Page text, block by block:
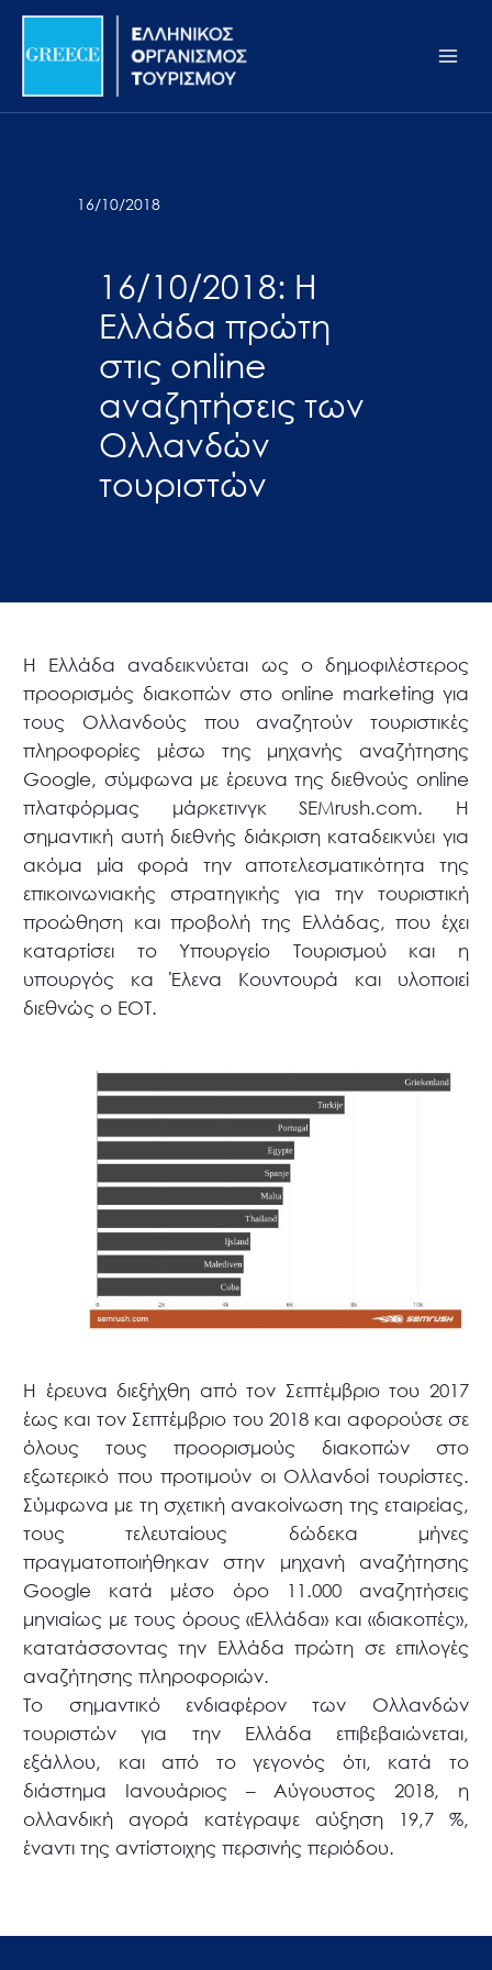
Σημείωση:
ιστότοπος
προσβασιμότητας.
Μετάβαση
περιεχόμενο
16/10/2018
16/10/2018: Η
Ελλάδα πρώτη
στις online
αναζητήσεις των
Ολλανδών
τουριστών
H Ελλάδα αναδεικνύεται ως ο δημοφιλέστερος
προορισμός διακοπών στο online marketing για
τους Ολλανδούς που αναζητούν τουριστικές
πληροφορίες μέσω της μηχανής αναζήτησης
Google, σύμφωνα με έρευνα της διεθνούς online
πλατφόρμας μάρκετινγκ SEMrush.com. Η
σημαντική αυτή διεθνής διάκριση καταδεικνύει για
ακόμα μία φορά την αποτελεσματικότητα της
επικοινωνιακής στρατηγικής για την τουριστική
προώθηση και προβολή της Ελλάδας, που έχει
καταρτίσει το Υπουργείο Τουρισμού και η
υπουργός κα Έλενα Κουντουρά και υλοποιεί
διεθνώς ο ΕΟΤ.
Η έρευνα διεξήχθη από τον Σεπτέμβριο του 2017
έως και τον Σεπτέμβριο του 2018 και αφορούσε σε
όλους τους προορισμούς διακοπών στο
εξωτερικό που προτιμούν οι Ολλανδοί τουρίστες.
Σύμφωνα με τη σχετική ανακοίνωση της εταιρείας,
τους τελευταίους δώδεκα μήνες
πραγματοποιήθηκαν στην μηχανή αναζήτησης
Google κατά μέσο όρο 11.000 αναζητήσεις
μηνιαίως με τους όρους «Ελλάδα» και «διακοπές»,
κατατάσσοντας την Ελλάδα πρώτη σε επιλογές
αναζήτησης πληροφοριών.
Το σημαντικό ενδιαφέρον των Ολλανδών
τουριστών για την Ελλάδα επιβεβαιώνεται,
εξάλλου, και από το γεγονός ότι, κατά το
διάστημα Ιανουάριος – Αύγουστος 2018, η
ολλανδική αγορά κατέγραψε αύξηση 19,7 %,
έναντι της αντίστοιχης περσινής περιόδου.